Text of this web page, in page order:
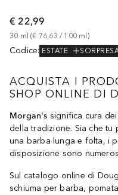
€ 22,99
30 ml (€ 76,63 / 100 ml )
Codice: ESTATE
ACQUISTA I
SHOP ONLINE DI
Morgan's significa cura
della tradizione. Sia che
una barba lunga e folta, i
disposizione sono
Sul catalogo online di
schiuma per barba,